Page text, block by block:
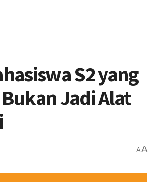
S2 yang
Jadi Alat
AA